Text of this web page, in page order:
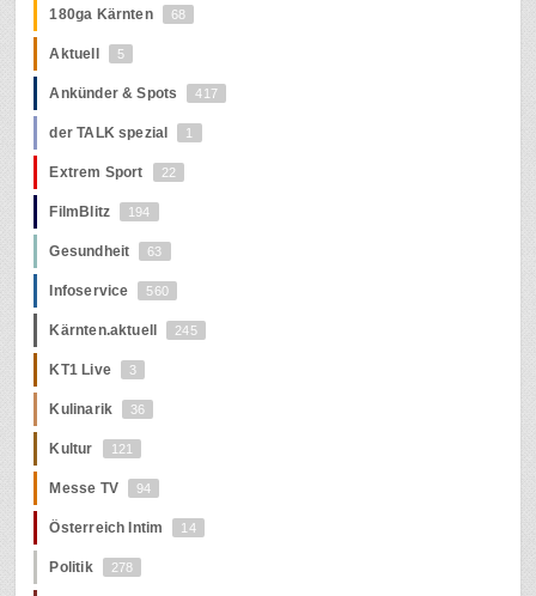
180ga Kärnten 68
Aktuell 5
Ankünder & Spots 417
der TALK spezial 1
Extrem Sport 22
FilmBlitz 194
Gesundheit 63
Infoservice 560
Kärnten.aktuell 245
KT1 Live 3
Kulinarik 36
Kultur 121
Messe TV 94
Österreich Intim 14
Politik 278